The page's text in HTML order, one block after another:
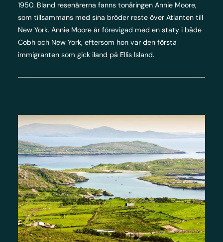
1950. Bland resenärerna fanns tonåringen Annie Moore,
som tillsammans med sina bröder reste över Atlanten till
New York. Annie Moore är förevigad med en staty i både
Cobh och New York, eftersom hon var den första
immigranten som gick iland på Ellis Island.